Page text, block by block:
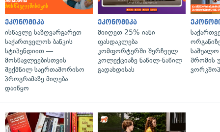
ეკონომიკა
ისწავლე საზღვარგარეთ
საქართველოს ბანკის
სტიპენდიით —
მოსწავლეებისთვის
შექმნილ საერთაშორისო
პროგრამაზე მიღება
დაიწყო
ეკონომიკა
მიიღეთ 25%-იანი
ფასდაკლება
კომფორტერში შერჩეულ
კოლექციაზე ნაწილ-ნაწილ
გადახდისას
საშუალო
შრომის